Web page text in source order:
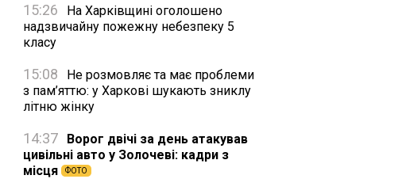
15:26
На Харківщині оголошено
надзвичайну пожежну небезпеку 5
класу
15:08
Не розмовляє та має проблеми
з пам’яттю: у Харкові шукають зниклу
літню жінку
14:37
Ворог двічі за день атакував
цивільні авто у Золочеві: кадри з
місця
ФОТО